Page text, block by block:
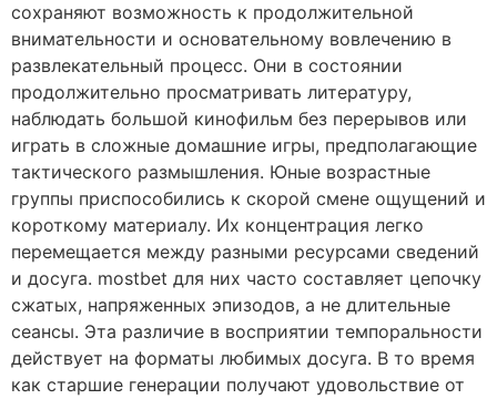
сохраняют возможность к продолжительной
внимательности и основательному вовлечению в
развлекательный процесс. Они в состоянии
продолжительно просматривать литературу,
наблюдать большой кинофильм без перерывов или
играть в сложные домашние игры, предполагающие
тактического размышления. Юные возрастные
группы приспособились к скорой смене ощущений и
короткому материалу. Их концентрация легко
перемещается между разными ресурсами сведений
и досуга. mostbet для них часто составляет цепочку
сжатых, напряженных эпизодов, а не длительные
сеансы. Эта различие в восприятии темпоральности
действует на форматы любимых досуга. В то время
как старшие генерации получают удовольствие от